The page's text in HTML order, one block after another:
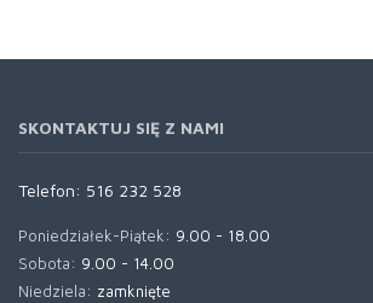
SKONTAKTUJ SIĘ Z NAMI
Telefon: 516 232 528
Poniedziałek-Piątek: 9.00 - 18.00
Sobota: 9.00 - 14.00
Niedziela: zamknięte